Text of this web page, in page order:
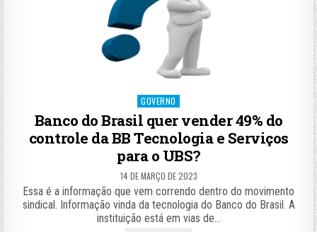
Posted
in
GOVERNO
Banco do Brasil quer vender 49% do
controle da BB Tecnologia e Serviços
para o UBS?
14 DE MARÇO DE 2023
Essa é a informação que vem correndo dentro do movimento
sindical. Informação vinda da tecnologia do Banco do Brasil. A
instituição está em vias de…